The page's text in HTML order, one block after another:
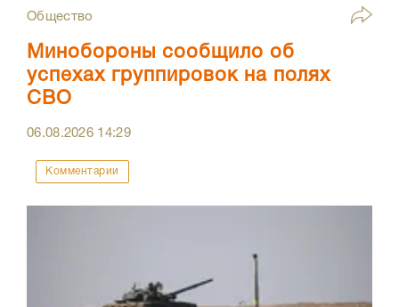
Общество
Минобороны сообщило об
успехах группировок на полях
СВО
06.08.2026 14:29
Комментарии